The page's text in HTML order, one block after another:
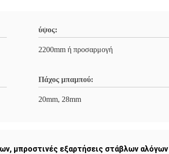
ύψος:
2200mm ή προσαρμογή
Πάχος μπαμπού:
20mm, 28mm
, μπροστινές εξαρτήσεις στάβλων αλόγων